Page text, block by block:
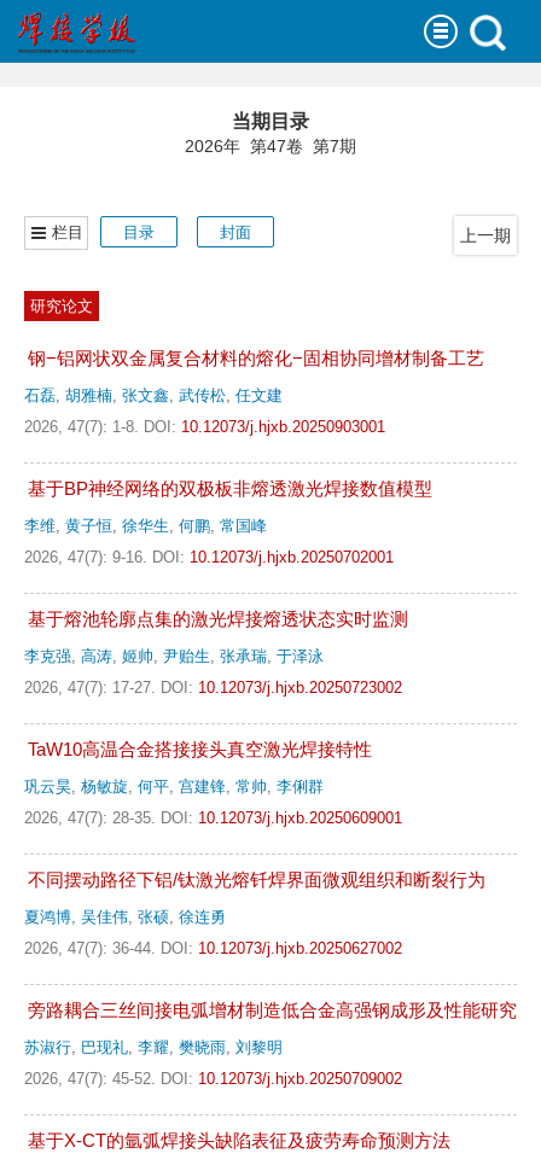
当期目录
2026年 第47卷 第7期
上一期
栏目 目录 封面
研究论文
钢−铝网状双金属复合材料的熔化−固相协同增材制备工艺
石磊, 胡雅楠, 张文鑫, 武传松, 任文建
2026, 47(7): 1-8. DOI: 10.12073/j.hjxb.20250903001
基于BP神经网络的双极板非熔透激光焊接数值模型
李维, 黄子恒, 徐华生, 何鹏, 常国峰
2026, 47(7): 9-16. DOI: 10.12073/j.hjxb.20250702001
基于熔池轮廓点集的激光焊接熔透状态实时监测
李克强, 高涛, 姬帅, 尹贻生, 张承瑞, 于泽泳
2026, 47(7): 17-27. DOI: 10.12073/j.hjxb.20250723002
TaW10高温合金搭接接头真空激光焊接特性
巩云昊, 杨敏旋, 何平, 宫建锋, 常帅, 李俐群
2026, 47(7): 28-35. DOI: 10.12073/j.hjxb.20250609001
不同摆动路径下铝/钛激光熔钎焊界面微观组织和断裂行为
夏鸿博, 吴佳伟, 张硕, 徐连勇
2026, 47(7): 36-44. DOI: 10.12073/j.hjxb.20250627002
旁路耦合三丝间接电弧增材制造低合金高强钢成形及性能研究
苏淑行, 巴现礼, 李耀, 樊晓雨, 刘黎明
2026, 47(7): 45-52. DOI: 10.12073/j.hjxb.20250709002
基于X-CT的氩弧焊接头缺陷表征及疲劳寿命预测方法